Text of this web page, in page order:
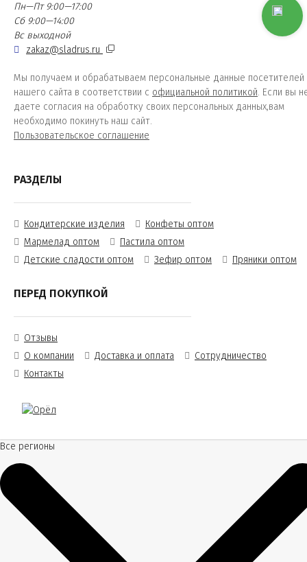
Пн—Пт 9:00—17:00
Сб 9:00—14:00
Вс выходной
zakaz@sladrus.ru
Мы получаем и обрабатываем персональные данные посетителей
нашего сайта в соответствии с официальной политикой. Если вы
даете согласия на обработку своих персональных данных,вам
необходимо покинуть наш сайт.
Пользовательское соглашение
РАЗДЕЛЫ
Кондитерские изделия
Конфеты оптом
Мармелад оптом
Пастила оптом
Детские сладости оптом
Зефир оптом Пряники оптом
ПЕРЕД ПОКУПКОЙ
Отзывы
О компании
Доставка и оплата
Сотрудничество
Контакты
Все регионы